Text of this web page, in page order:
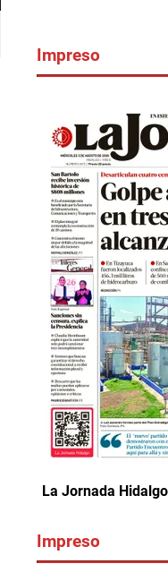
Impreso
La Jornada
Impreso